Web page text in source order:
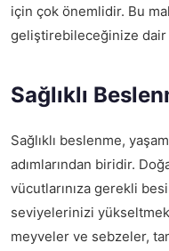
için çok önemlidir. Bu
geliştirebileceğinize dair
Sağlıklı
Sağlıklı beslenme,
adımlarından biridir.
vücutlarınıza gerekli
seviyelerinizi
meyveler ve sebzeler,